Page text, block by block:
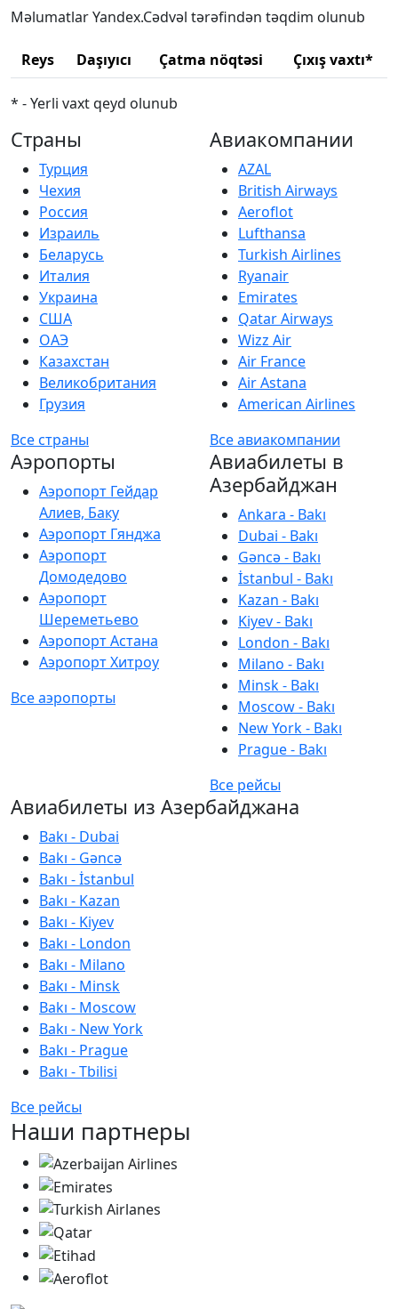
Məlumatlar Yandex.Cədvəl tərəfindən təqdim olunub
Reys Daşıyıcı Çatma nöqtəsi Çıxış vaxtı*
* - Yerli vaxt qeyd olunub
Страны
Турция
Чехия
Россия
Израиль
Беларусь
Италия
Украина
США
ОАЭ
Казахстан
Великобритания
Грузия
Все страны
Авиакомпании
AZAL
British Airways
Aeroflot
Lufthansa
Turkish Airlines
Ryanair
Emirates
Qatar Airways
Wizz Air
Air France
Air Astana
American Airlines
Все авиакомпании
Аэропорты
Аэропорт Гейдар
Алиев, Баку
Аэропорт Гянджа
Аэропорт
Домодедово
Аэропорт
Шереметьево
Аэропорт Астана
Аэропорт Хитроу
Все аэропорты
Авиабилеты в
Азербайджан
Ankara - Bakı
Dubai - Bakı
Gəncə - Bakı
İstanbul - Bakı
Kazan - Bakı
Kiyev - Bakı
London - Bakı
Milano - Bakı
Minsk - Bakı
Moscow - Bakı
New York - Bakı
Prague - Bakı
Все рейсы
Авиабилеты из Азербайджана
Bakı - Dubai
Bakı - Gəncə
Bakı - İstanbul
Bakı - Kazan
Bakı - Kiyev
Bakı - London
Bakı - Milano
Bakı - Minsk
Bakı - Moscow
Bakı - New York
Bakı - Prague
Bakı - Tbilisi
Все рейсы
Наши партнеры